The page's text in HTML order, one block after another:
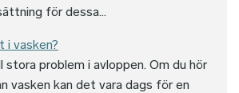
för dessa...
i vasken?
problem i avloppen. Om du hör
vasken kan det vara dags för en